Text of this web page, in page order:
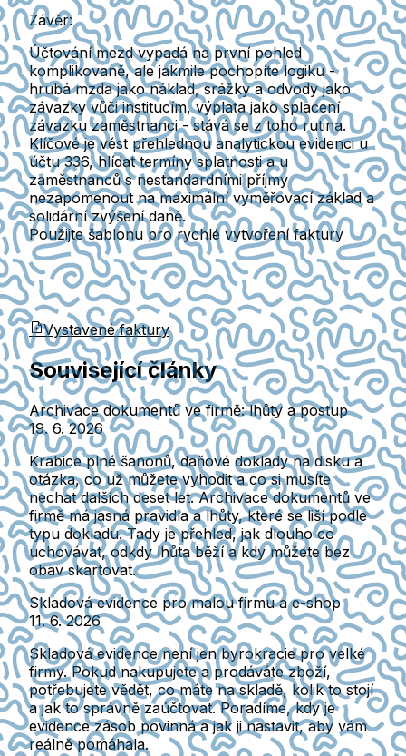
Závěr:
Účtování mezd vypadá na první pohled
komplikovaně, ale jakmile pochopíte logiku -
hrubá mzda jako náklad, srážky a odvody jako
závazky vůči institucím, výplata jako splacení
závazku zaměstnanci - stává se z toho rutina.
Klíčové je vést přehlednou analytickou evidenci u
účtu 336, hlídat termíny splatnosti a u
zaměstnanců s nestandardními příjmy
nezapomenout na maximální vyměřovací základ a
solidární zvýšení daně.
Použijte šablonu pro rychlé vytvoření faktury
Vystavené faktury
Související články
Archivace dokumentů ve firmě: lhůty a postup
19. 6. 2026
Krabice plné šanonů, daňové doklady na disku a
otázka, co už můžete vyhodit a co si musíte
nechat dalších deset let. Archivace dokumentů ve
firmě má jasná pravidla a lhůty, které se liší podle
typu dokladu. Tady je přehled, jak dlouho co
uchovávat, odkdy lhůta běží a kdy můžete bez
obav skartovat.
Skladová evidence pro malou firmu a e-shop
11. 6. 2026
Skladová evidence není jen byrokracie pro velké
firmy. Pokud nakupujete a prodáváte zboží,
potřebujete vědět, co máte na skladě, kolik to stojí
a jak to správně zaúčtovat. Poradíme, kdy je
evidence zásob povinná a jak ji nastavit, aby vám
reálně pomáhala.